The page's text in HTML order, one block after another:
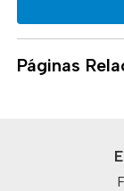
Páginas